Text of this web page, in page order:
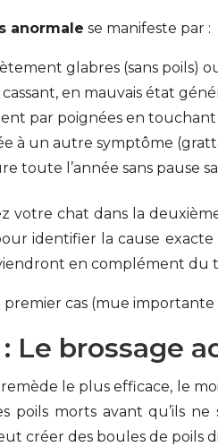
anormale se manifeste par :
glabres (sans poils)
en mauvais état
par poignées en
à un autre symptôme
toute l’année sans pause
votre chat dans la
identifier la cause exacte
en complément du
premier cas (mue
: Le brossage
remède le plus efficace, le
poils morts avant qu’ils
créer des boules de poils